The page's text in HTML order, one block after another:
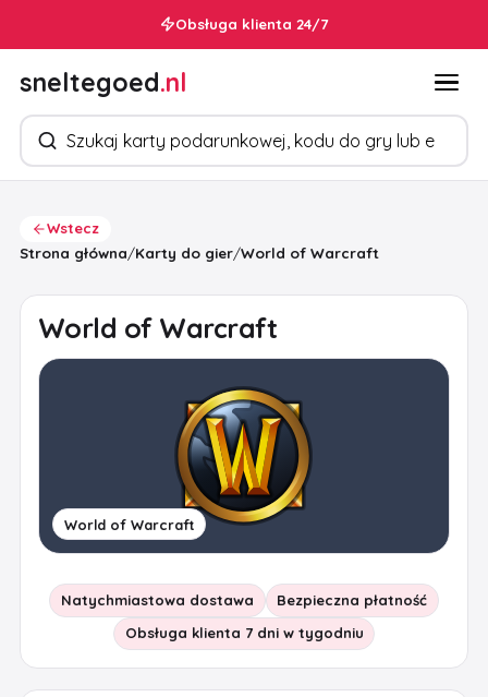
Obsługa klienta 24/7
sneltegoed.nl
Szukaj produktów
Wstecz
Strona główna/Karty do gier/World of Warcraft
World of Warcraft
World of Warcraft
Natychmiastowa dostawa
Bezpieczna płatność
Obsługa klienta 7 dni w tygodniu